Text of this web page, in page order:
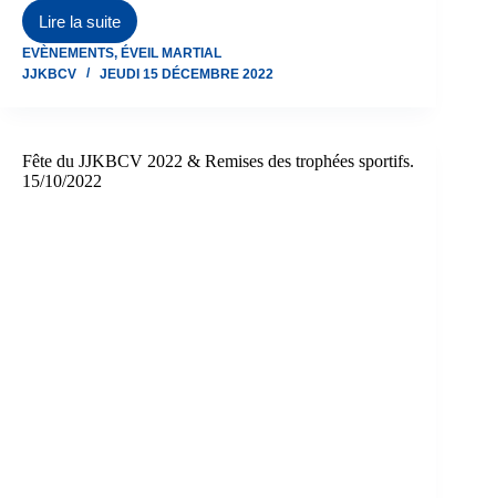
Lire la suite
Saint-
Nicolas
2022
EVÈNEMENTS, ÉVEIL MARTIAL
JJKBCV
JEUDI 15 DÉCEMBRE 2022
Fête du JJKBCV 2022 & Remises des trophées sportifs.
15/10/2022